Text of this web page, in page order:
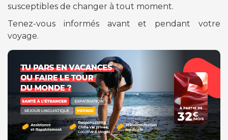
susceptibles de changer à tout moment.
Tenez-vous informés avant et pendant votre
voyage.